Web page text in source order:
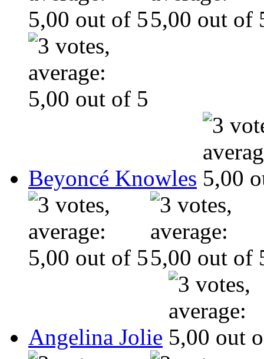
Beyoncé Knowles
Angelina Jolie